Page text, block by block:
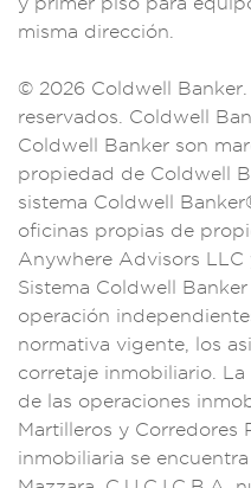
misma dirección.
© 2026 Coldwell B
reservados. Coldwell
Coldwel
l Banker son
propiedad de Co ldwell
sistema Coldwell
oficinas propias de propi
Anywhere Advisors LLC
Sistema Coldwell
operación independient
normativa vigente, los
corretaje inmobiliario. La
de las operaciones
Marti lleros y Corredores
inmobiliaria se e